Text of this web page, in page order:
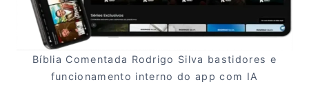
Bíblia Comentada Rodrigo Silva bastidores e
funcionamento interno do app com IA